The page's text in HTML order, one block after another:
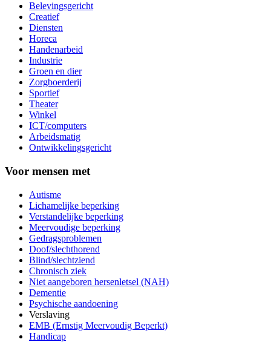
Belevingsgericht
Creatief
Diensten
Horeca
Handenarbeid
Industrie
Groen en dier
Zorgboerderij
Sportief
Theater
Winkel
ICT/computers
Arbeidsmatig
Ontwikkelingsgericht
Voor mensen met
Autisme
Lichamelijke beperking
Verstandelijke beperking
Meervoudige beperking
Gedragsproblemen
Doof/slechthorend
Blind/slechtziend
Chronisch ziek
Niet aangeboren hersenletsel (NAH)
Dementie
Psychische aandoening
Verslaving
EMB (Ernstig Meervoudig Beperkt)
Handicap